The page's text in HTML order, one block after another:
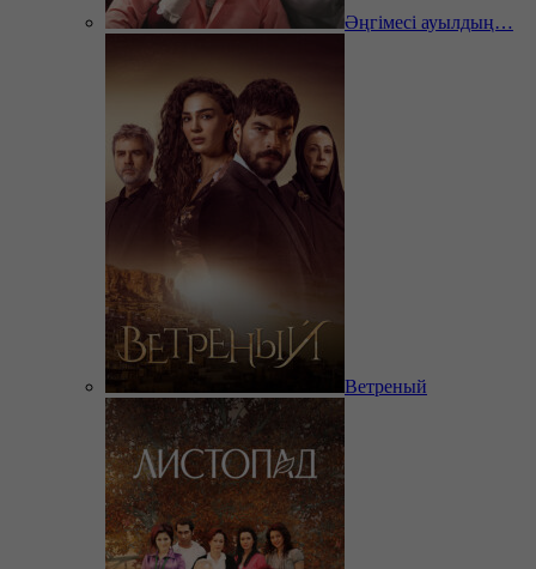
Әңгімесі ауылдың…
Ветреный